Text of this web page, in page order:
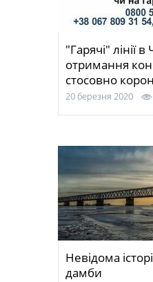
"Гарячі" лінії
отримання
стосовно
20 березня 2020
Невідома
дамби